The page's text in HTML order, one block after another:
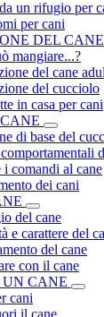
un rifugio per
per cani
DEL CANE
mangiare...?
del cane
del cucciolo
in casa per cani
di base del
i comandi al cane
dei cani
del cane
e carattere del
del cane
con il cane
CANE
cani
il cane